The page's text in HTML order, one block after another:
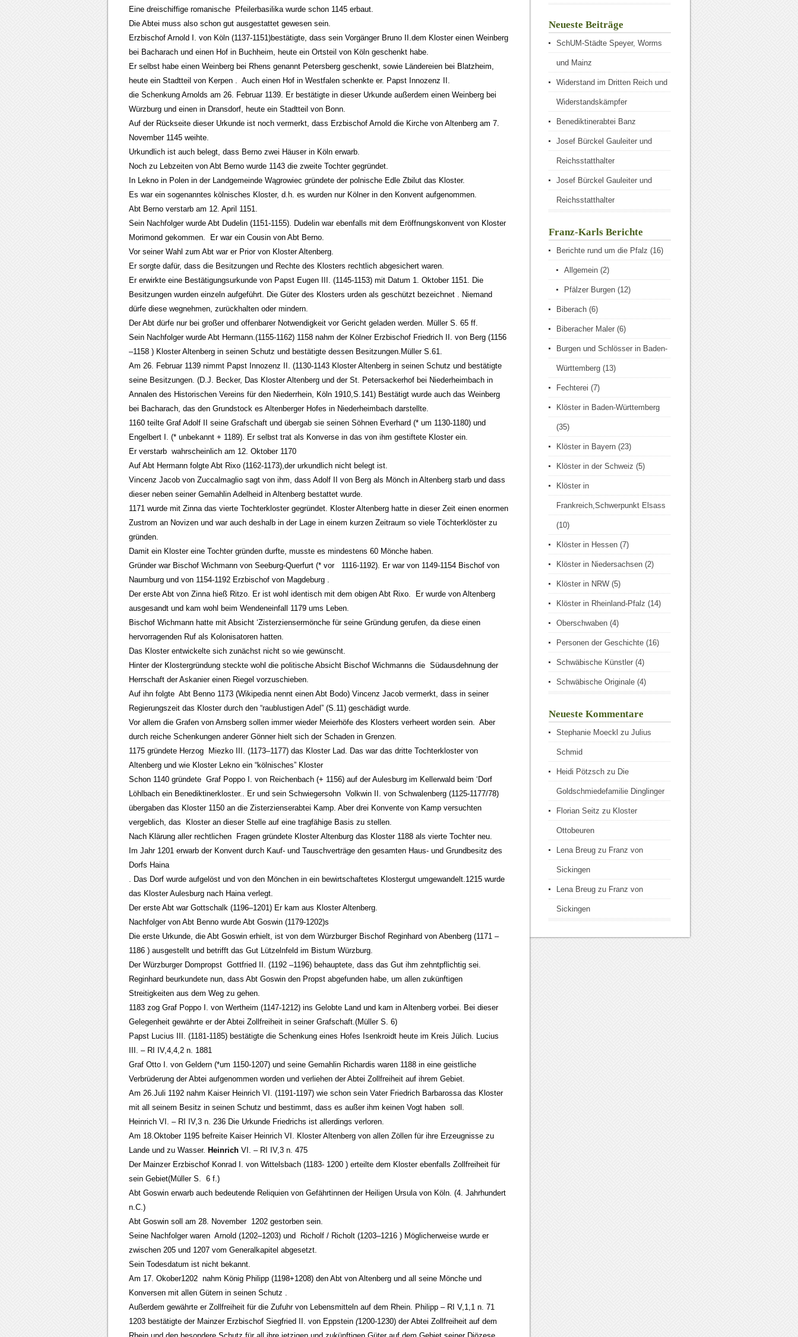
Eine dreischiffige romanische Pfeilerbasilika wurde schon 1145 erbaut.
Die Abtei muss also schon gut ausgestattet gewesen sein.
Erzbischof Arnold I. von Köln (1137-1151)bestätigte, dass sein Vorgänger Bruno II.dem Kloster einen Weinberg
bei Bacharach und einen Hof in Buchheim, heute ein Ortsteil von Köln geschenkt habe.
Er selbst habe einen Weinberg bei Rhens genannt Petersberg geschenkt, sowie Ländereien bei Blatzheim,
heute ein Stadtteil von Kerpen . Auch einen Hof in Westfalen schenkte er. Papst Innozenz II.
die Schenkung Arnolds am 26. Februar 1139. Er bestätigte in dieser Urkunde außerdem einen Weinberg bei
Würzburg und einen in Dransdorf, heute ein Stadtteil von Bonn.
Auf der Rückseite dieser Urkunde ist noch vermerkt, dass Erzbischof Arnold die Kirche von Altenberg am 7.
November 1145 weihte.
Urkundlich ist auch belegt, dass Berno zwei Häuser in Köln erwarb.
Noch zu Lebzeiten von Abt Berno wurde 1143 die zweite Tochter gegründet.
In Lekno in Polen in der Landgemeinde Wągrowiec gründete der polnische Edle Zbilut das Kloster.
Es war ein sogenanntes kölnisches Kloster, d.h. es wurden nur Kölner in den Konvent aufgenommen.
Abt Berno verstarb am 12. April 1151.
Sein Nachfolger wurde Abt Dudelin (1151-1155). Dudelin war ebenfalls mit dem Eröffnungskonvent von Kloster
Morimond gekommen. Er war ein Cousin von Abt Berno.
Vor seiner Wahl zum Abt war er Prior von Kloster Altenberg.
Er sorgte dafür, dass die Besitzungen und Rechte des Klosters rechtlich abgesichert waren.
Er erwirkte eine Bestätigungsurkunde von Papst Eugen III. (1145-1153) mit Datum 1. Oktober 1151. Die
Besitzungen wurden einzeln aufgeführt. Die Güter des Klosters urden als geschützt bezeichnet . Niemand
dürfe diese wegnehmen, zurückhalten oder mindern.
Der Abt dürfe nur bei großer und offenbarer Notwendigkeit vor Gericht geladen werden. Müller S. 65 ff.
Sein Nachfolger wurde Abt Hermann.(1155-1162) 1158 nahm der Kölner Erzbischof Friedrich II. von Berg (1156
–1158 ) Kloster Altenberg in seinen Schutz und bestätigte dessen Besitzungen.Müller S.61.
Am 26. Februar 1139 nimmt Papst Innozenz II. (1130-1143 Kloster Altenberg in seinen Schutz und bestätigte
seine Besitzungen. (D.J. Becker, Das Kloster Altenberg und der St. Petersackerhof bei Niederheimbach in
Annalen des Historischen Vereins für den Niederrhein, Köln 1910,S.141) Bestätigt wurde auch das Weinberg
bei Bacharach, das den Grundstock es Altenberger Hofes in Niederheimbach darstellte.
1160 teilte Graf Adolf II seine Grafschaft und übergab sie seinen Söhnen Everhard (* um 1130-1180) und
Engelbert I. (* unbekannt + 1189). Er selbst trat als Konverse in das von ihm gestiftete Kloster ein.
Er verstarb wahrscheinlich am 12. Oktober 1170
Auf Abt Hermann folgte Abt Rixo (1162-1173),der urkundlich nicht belegt ist.
Vincenz Jacob von Zuccalmaglio sagt von ihm, dass Adolf II von Berg als Mönch in Altenberg starb und dass
dieser neben seiner Gemahlin Adelheid in Altenberg bestattet wurde.
1171 wurde mit Zinna das vierte Tochterkloster gegründet. Kloster Altenberg hatte in dieser Zeit einen enormen
Zustrom an Novizen und war auch deshalb in der Lage in einem kurzen Zeitraum so viele Töchterklöster zu
gründen.
Damit ein Kloster eine Tochter gründen durfte, musste es mindestens 60 Mönche haben.
Gründer war Bischof Wichmann von Seeburg-Querfurt (* vor 1116-1192). Er war von 1149-1154 Bischof von
Naumburg und von 1154-1192 Erzbischof von Magdeburg .
Der erste Abt von Zinna hieß Ritzo. Er ist wohl identisch mit dem obigen Abt Rixo. Er wurde von Altenberg
ausgesandt und kam wohl beim Wendeneinfall 1179 ums Leben.
Bischof Wichmann hatte mit Absicht ‘Zisterziensermönche für seine Gründung gerufen, da diese einen
hervorragenden Ruf als Kolonisatoren hatten.
Das Kloster entwickelte sich zunächst nicht so wie gewünscht.
Hinter der Klostergründung steckte wohl die politische Absicht Bischof Wichmanns die Südausdehnung der
Herrschaft der Askanier einen Riegel vorzuschieben.
Auf ihn folgte Abt Benno 1173 (Wikipedia nennt einen Abt Bodo) Vincenz Jacob vermerkt, dass in seiner
Regierungszeit das Kloster durch den “raublustigen Adel” (S.11) geschädigt wurde.
Vor allem die Grafen von Arnsberg sollen immer wieder Meierhöfe des Klosters verheert worden sein. Aber
durch reiche Schenkungen anderer Gönner hielt sich der Schaden in Grenzen.
1175 gründete Herzog Miezko III. (1173–1177) das Kloster Lad. Das war das dritte Tochterkloster von
Altenberg und wie Kloster Lekno ein “kölnisches” Kloster
Schon 1140 gründete Graf Poppo I. von Reichenbach (+ 1156) auf der Aulesburg im Kellerwald beim ‘Dorf
Löhlbach ein Benediktinerkloster.. Er und sein Schwiegersohn Volkwin II. von Schwalenberg (1125-1177/78)
übergaben das Kloster 1150 an die Zisterzienserabtei Kamp. Aber drei Konvente von Kamp versuchten
vergeblich, das Kloster an dieser Stelle auf eine tragfähige Basis zu stellen.
Nach Klärung aller rechtlichen Fragen gründete Kloster Altenburg das Kloster 1188 als vierte Tochter neu.
Im Jahr 1201 erwarb der Konvent durch Kauf- und Tauschverträge den gesamten Haus- und Grundbesitz des
Dorfs Haina
. Das Dorf wurde aufgelöst und von den Mönchen in ein bewirtschaftetes Klostergut umgewandelt.1215 wurde
das Kloster Aulesburg nach Haina verlegt.
Der erste Abt war Gottschalk (1196–1201) Er kam aus Kloster Altenberg.
Nachfolger von Abt Benno wurde Abt Goswin (1179-1202)s
Die erste Urkunde, die Abt Goswin erhielt, ist von dem Würzburger Bischof Reginhard von Abenberg (1171 –
1186 ) ausgestellt und betrifft das Gut Lützelnfeld im Bistum Würzburg.
Der Würzburger Dompropst Gottfried II. (1192 –1196) behauptete, dass das Gut ihm zehntpflichtig sei.
Reginhard beurkundete nun, dass Abt Goswin den Propst abgefunden habe, um allen zukünftigen
Streitigkeiten aus dem Weg zu gehen.
1183 zog Graf Poppo I. von Wertheim (1147-1212) ins Gelobte Land und kam in Altenberg vorbei. Bei dieser
Gelegenheit gewährte er der Abtei Zollfreiheit in seiner Grafschaft.(Müller S. 6)
Papst Lucius III. (1181-1185) bestätigte die Schenkung eines Hofes Isenkroidt heute im Kreis Jülich. Lucius
III. – RI IV,4,4,2 n. 1881
Graf Otto I. von Geldern (*um 1150-1207) und seine Gemahlin Richardis waren 1188 in eine geistliche
Verbrüderung der Abtei aufgenommen worden und verliehen der Abtei Zollfreiheit auf ihrem Gebiet.
Am 26.Juli 1192 nahm Kaiser Heinrich VI. (1191-1197) wie schon sein Vater Friedrich Barbarossa das Kloster
mit all seinem Besitz in seinen Schutz und bestimmt, dass es außer ihm keinen Vogt haben soll.
Heinrich VI. – RI IV,3 n. 236 Die Urkunde Friedrichs ist allerdings verloren.
Am 18.Oktober 1195 befreite Kaiser Heinrich VI. Kloster Altenberg von allen Zöllen für ihre Erzeugnisse zu
Lande und zu Wasser. Heinrich VI. – RI IV,3 n. 475
Der Mainzer Erzbischof Konrad I. von Wittelsbach (1183- 1200 ) erteilte dem Kloster ebenfalls Zollfreiheit für
sein Gebiet(Müller S. 6 f.)
Abt Goswin erwarb auch bedeutende Reliquien von Gefährtinnen der Heiligen Ursula von Köln. (4. Jahrhundert
n.C.)
Abt Goswin soll am 28. November 1202 gestorben sein.
Seine Nachfolger waren Arnold (1202–1203) und Richolf / Richolt (1203–1216 ) Möglicherweise wurde er
zwischen 205 und 1207 vom Generalkapitel abgesetzt.
Sein Todesdatum ist nicht bekannt.
Am 17. Okober1202 nahm König Philipp (1198+1208) den Abt von Altenberg und all seine Mönche und
Konversen mit allen Gütern in seinen Schutz .
Außerdem gewährte er Zollfreiheit für die Zufuhr von Lebensmitteln auf dem Rhein. Philipp – RI V,1,1 n. 71
1203 bestätigte der Mainzer Erzbischof Siegfried II. von Eppstein (1200-1230) der Abtei Zollfreiheit auf dem
Neueste Beiträge
SchUM-Städte Speyer, Worms
und Mainz
Widerstand im Dritten Reich und
Widerstandskämpfer
Benediktinerabtei Banz
Josef Bürckel Gauleiter und
Reichsstatthalter
Josef Bürckel Gauleiter und
Reichsstatthalter
Franz-Karls Berichte
Berichte rund um die Pfalz (16)
Allgemein (2)
Pfälzer Burgen (12)
Biberach (6)
Biberacher Maler (6)
Burgen und Schlösser in Baden-
Württemberg (13)
Fechterei (7)
Klöster in Baden-Württemberg
(35)
Klöster in Bayern (23)
Klöster in der Schweiz (5)
Klöster in
Frankreich,Schwerpunkt Elsass
(10)
Klöster in Hessen (7)
Klöster in Niedersachsen (2)
Klöster in NRW (5)
Klöster in Rheinland-Pfalz (14)
Oberschwaben (4)
Personen der Geschichte (16)
Schwäbische Künstler (4)
Schwäbische Originale (4)
Neueste Kommentare
Stephanie Moeckl zu Julius
Schmid
Heidi Pötzsch zu Die
Goldschmiedefamilie Dinglinger
Florian Seitz zu Kloster
Ottobeuren
Lena Breug zu Franz von
Sickingen
Lena Breug zu Franz von
Sickingen